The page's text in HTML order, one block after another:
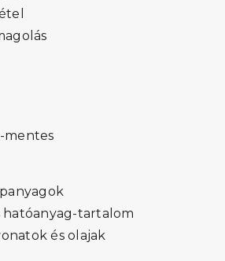
mentes
tartalom
és olajak